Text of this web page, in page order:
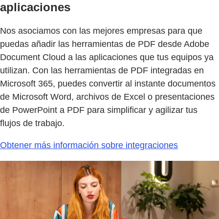
aplicaciones
Nos asociamos con las mejores empresas para que
puedas añadir las herramientas de PDF desde Adobe
Document Cloud a las aplicaciones que tus equipos ya
utilizan. Con las herramientas de PDF integradas en
Microsoft 365, puedes convertir al instante documentos
de Microsoft Word, archivos de Excel o presentaciones
de PowerPoint a PDF para simplificar y agilizar tus
flujos de trabajo.
Obtener más información sobre integraciones